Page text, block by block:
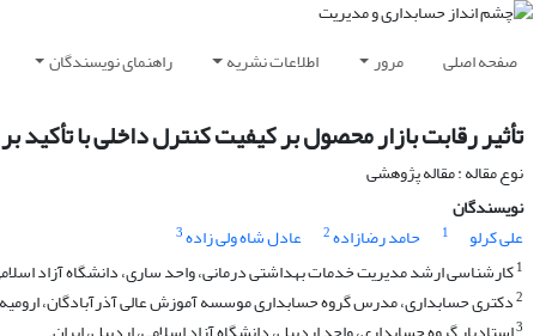
صفحه اصلی مرور اطلاعات نشریه راهنمای نویسندگان
تأثیر رقابت بازار محصول بر کیفیت کنترل داخلی با
نوع مقاله : مقاله پژوهشی
نویسندگان
علی کرلو
1 حامد رضازاده2 عادل شاه ولی زاده3
1کارشناسی ارشد مدیریت خدمات بهداشتی درمانی، واحد ساری، دانشگاه آزاد
2دکتری حسابداری، مدرس گروه حسابداری موسسه آموزش عالی آذرآبادگان،
3